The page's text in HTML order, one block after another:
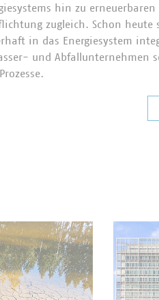
hin zu
zugleich. Schon heute
in das Energiesystem
und Abfallunternehmen
Dieser Tatsache
höchste Recyclingquote